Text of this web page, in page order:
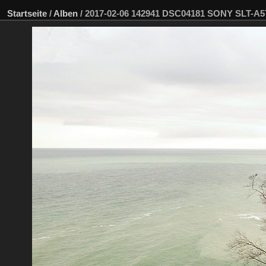
Startseite / Alben / 2017-02-06 142941 DSC04181 SONY SLT-